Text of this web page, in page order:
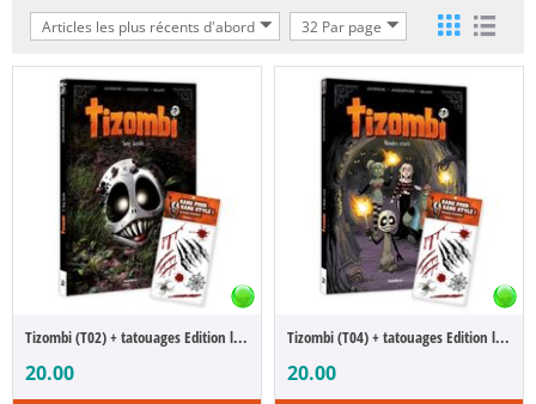
Articles les plus récents d'abord 32 Par page
Tizombi (T02) + tatouages Edition limitee
20.00
Tizombi (T04) + tatouages Edition limitee
20.00